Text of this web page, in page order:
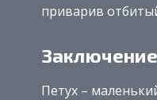
приварив
Заключение
Петух –